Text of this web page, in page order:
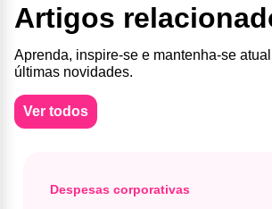
Artigos
Aprenda, inspire-se e mantenha-se
últimas novidades.
Ver todos
Despesas corporativas